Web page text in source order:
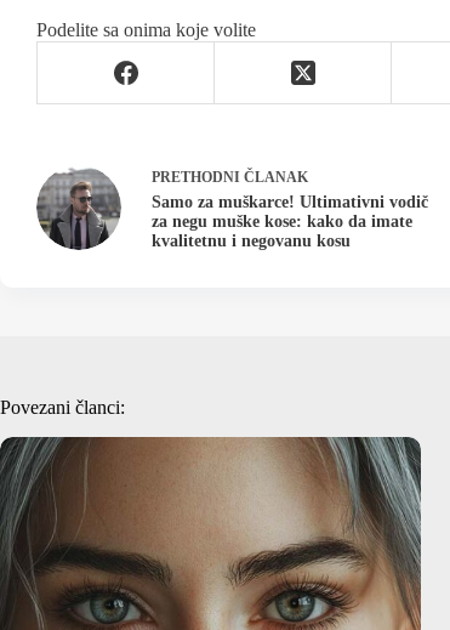
Podelite sa onima koje volite
PRETHODNI ČLANAK
Samo za muškarce! Ultimativni vodič
za negu muške kose: kako da imate
kvalitetnu i negovanu kosu
Povezani članci: